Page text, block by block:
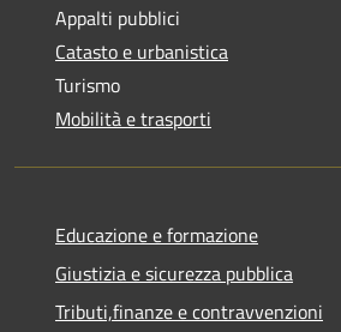
Appalti pubblici
Catasto e urbanistica
Turismo
Mobilità e trasporti
Educazione e formazione
Giustizia e sicurezza pubblica
Tributi,finanze e contravvenzioni